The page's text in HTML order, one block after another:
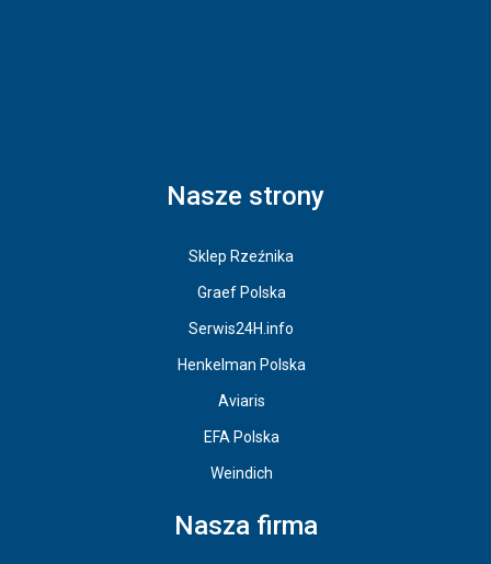
Nasze strony
Sklep Rzeźnika
Graef Polska
Serwis24H.info
Henkelman Polska
Aviaris
EFA Polska
Weindich
Nasza firma